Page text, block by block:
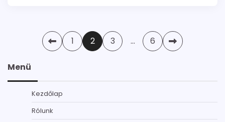
Bejegyzések
1 2 3 … 6
Menü
Kezdőlap
Rólunk